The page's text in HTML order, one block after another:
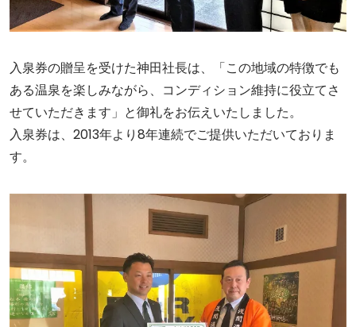
入泉券の贈呈を受けた神田社長は、「この地域の特徴でも
ある温泉を楽しみながら、コンディション維持に役立てさ
せていただきます」と御礼をお伝えいたしました。
入泉券は、2013年より8年連続でご提供いただいておりま
す。